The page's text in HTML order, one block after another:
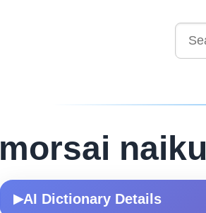
morsai naiku
▶AI Dictionary Details